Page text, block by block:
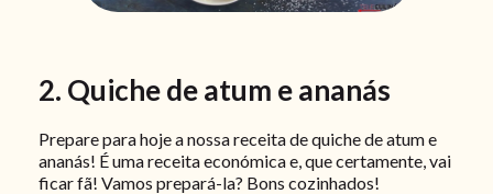
2. Quiche de atum e ananás
Prepare para hoje a nossa receita de quiche de atum e
ananás! É uma receita económica e, que certamente, vai
ficar fã! Vamos prepará-la? Bons cozinhados!